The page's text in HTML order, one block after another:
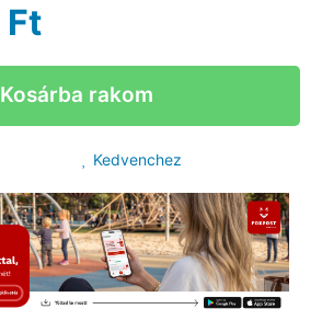
Ft
Kosárba rakom
Kedvenchez